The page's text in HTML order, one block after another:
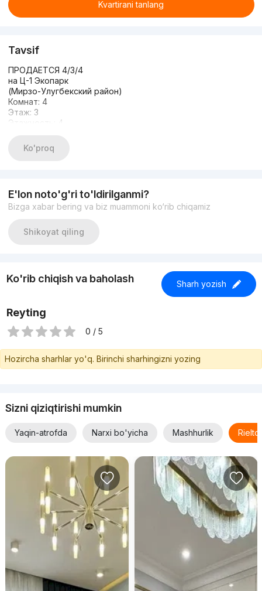
Kvartirani tanlang
Tavsif
ПРОДАЕТСЯ 4/3/4
на Ц-1 Экопарк
(Мирзо-Улугбекский район)
Комнат: 4
Этаж: 3
Этажность: 4
Два(2) санузла
Состояние: евроремонт
Ko'proq
E'lon noto'g'ri to'ldirilganmi?
Bizga xabar bering va biz muammoni ko‘rib chiqamiz
Shikoyat qiling
Ko'rib chiqish va baholash Sharh yozish
Reyting
0 / 5
Hozircha sharhlar yo'q. Birinchi sharhingizni yozing
Sizni qiziqtirishi mumkin
Yaqin-atrofda Narxi bo'yicha Mashhurlik